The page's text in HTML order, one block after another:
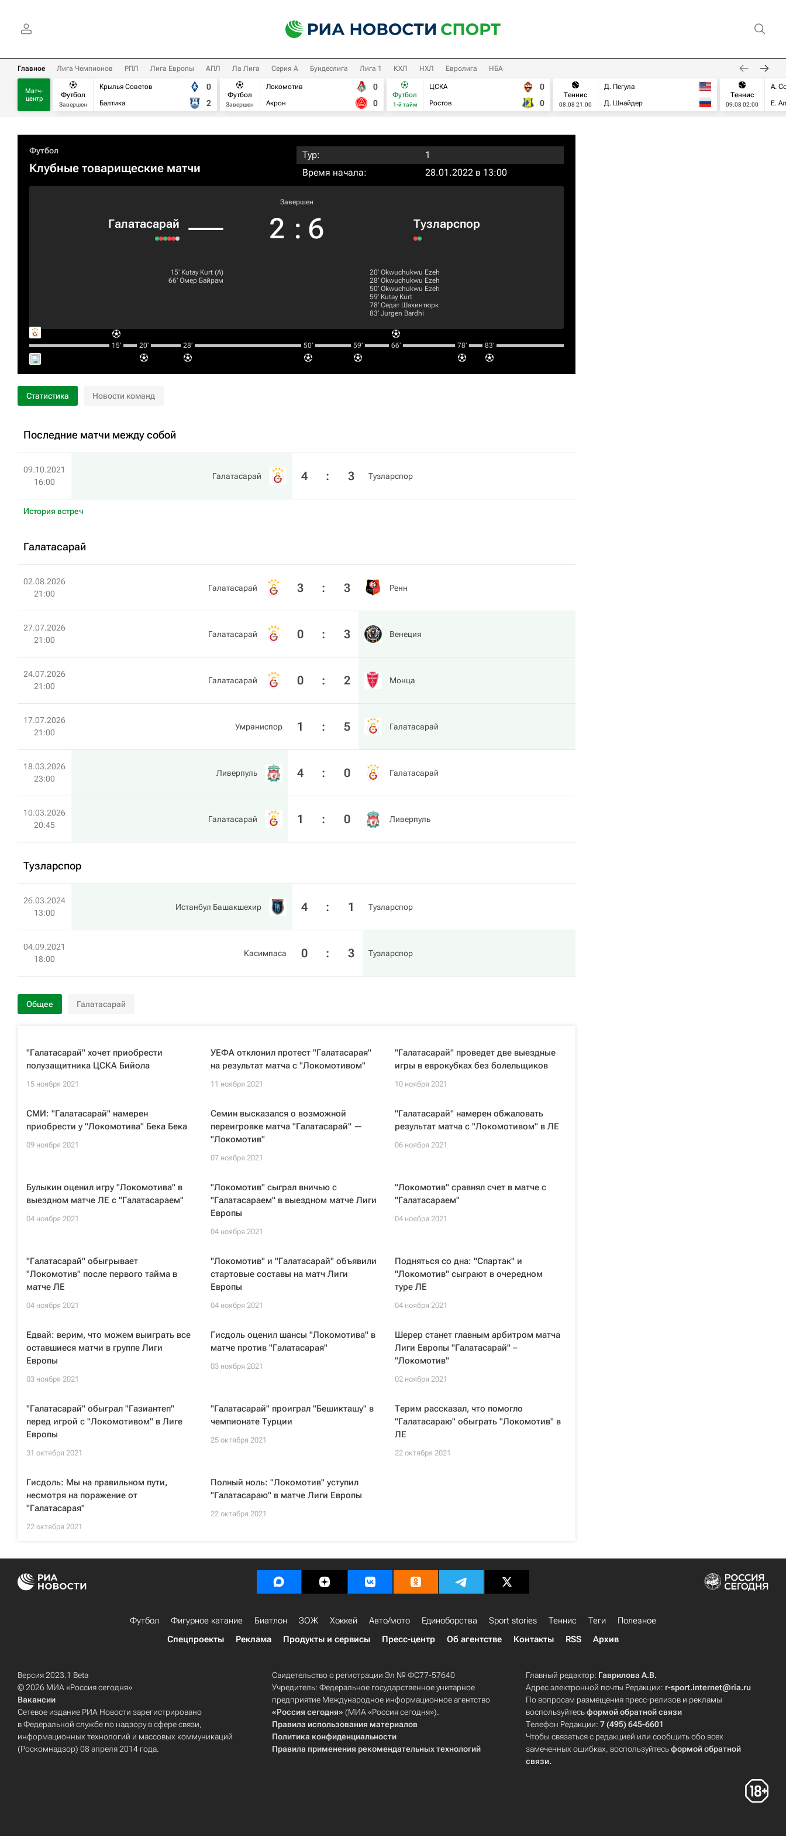
Главное Лига Чемпионов РПЛ Лига Европы АПЛ Ла Лига Серия А Бундеслига Лига 1 КХЛ НХЛ Евролига НБА
Матч-
центр
Футбол
Завершен
Крылья Советов
Балтика
0
2
Футбол
Завершен
Локомотив
Акрон
0
0
Футбол
1-й тайм
ЦСКА
Ростов
0
0
Теннис
08.08 21:00
Д. Пегула
Д. Шнайдер
Теннис
09.08 02:00
А.
Е.
Футбол
Клубные товарищеские матчи
Тур:
1
Время начала:
28.01.2022 в 13:00
Галатасарай
Завершен
2 : 6 Тузларспор
15‎’‎ Kutay Kurt (А)
66‎’‎ Омер Байрам
20‎’‎ Okwuchukwu Ezeh
28‎’‎ Okwuchukwu Ezeh
50‎’‎ Okwuchukwu Ezeh
59‎’‎ Kutay Kurt
78‎’‎ Седат Шахинтюрк
83‎’‎ Jurgen Bardhi
15‎’‎ 20‎’‎ 28‎’‎ 50‎’‎ 59‎’‎ 66‎’‎ 78‎’‎ 83‎’‎
Статистика Новости команд
Последние матчи между собой
09.10.2021
16:00
Галатасарай 4 : 3 Тузларспор
История встреч
Галатасарай
02.08.2026
21:00
Галатасарай 3 : 3 Ренн
27.07.2026
21:00
Галатасарай 0 : 3 Венеция
24.07.2026
21:00
Галатасарай 0 : 2 Монца
17.07.2026
21:00
Умраниспор 1 : 5 Галатасарай
18.03.2026
23:00
Ливерпуль 4 : 0 Галатасарай
10.03.2026
20:45
Галатасарай 1 : 0 Ливерпуль
Тузларспор
26.03.2024
13:00
Истанбул Башакшехир 4 : 1 Тузларспор
04.09.2021
18:00
Касимпаса 0 : 3 Тузларспор
Общее Галатасарай
"Галатасарай" хочет приобрести
полузащитника ЦСКА Бийола
15 ноября 2021
УЕФА отклонил протест "Галатасарая"
на результат матча с "Локомотивом"
11 ноября 2021
"Галатасарай" проведет две выездные
игры в еврокубках без болельщиков
10 ноября 2021
СМИ: "Галатасарай" намерен
приобрести у "Локомотива" Бека Бека
09 ноября 2021
Семин высказался о возможной
переигровке матча "Галатасарай" —
"Локомотив"
07 ноября 2021
"Галатасарай" намерен обжаловать
результат матча с "Локомотивом" в ЛЕ
06 ноября 2021
Булыкин оценил игру "Локомотива" в
выездном матче ЛЕ с "Галатасараем"
04 ноября 2021
"Локомотив" сыграл вничью с
"Галатасараем" в выездном матче Лиги
Европы
04 ноября 2021
"Локомотив" сравнял счет в матче с
"Галатасараем"
04 ноября 2021
"Галатасарай" обыгрывает
"Локомотив" после первого тайма в
матче ЛЕ
04 ноября 2021
"Локомотив" и "Галатасарай" объявили
стартовые составы на матч Лиги
Европы
04 ноября 2021
Подняться со дна: "Спартак" и
"Локомотив" сыграют в очередном
туре ЛЕ
04 ноября 2021
Едвай: верим, что можем выиграть все
оставшиеся матчи в группе Лиги
Европы
03 ноября 2021
Гисдоль оценил шансы "Локомотива" в
матче против "Галатасарая"
03 ноября 2021
Шерер станет главным арбитром матча
Лиги Европы "Галатасарай" –
"Локомотив"
02 ноября 2021
"Галатасарай" обыграл "Газиантеп"
перед игрой с "Локомотивом" в Лиге
Европы
31 октября 2021
"Галатасарай" проиграл "Бешикташу" в
чемпионате Турции
25 октября 2021
Терим рассказал, что помогло
"Галатасараю" обыграть "Локомотив" в
ЛЕ
22 октября 2021
Гисдоль: Мы на правильном пути,
несмотря на поражение от
"Галатасарая"
22 октября 2021
Полный ноль: "Локомотив" уступил
"Галатасараю" в матче Лиги Европы
22 октября 2021
Футбол Фигурное катание Биатлон ЗОЖ Хоккей Авто/мото Единоборства Sport stories Теннис Теги
Полезное
Спецпроекты
Реклама Продукты и сервисы Пресс-центр Об агентстве Контакты RSS Архив
Версия 2023.1 Beta
© 2026 МИА «Россия сегодня»
Вакансии
Сетевое издание РИА Новости зарегистрировано
в Федеральной службе по надзору в сфере связи,
информационных технологий и массовых коммуникаций
(Роскомнадзор) 08 апреля 2014 года.
Свидетельство о регистрации Эл № ФС77-57640
Учредитель: Федеральное государственное унитарное
предприятие Международное информационное агентство
«Россия сегодня» (МИА «Россия сегодня»).
Правила использования материалов
Политика конфиденциальности
Правила применения рекомендательных технологий
Главный редактор: Гаврилова А.В.
Адрес электронной почты Редакции: r-sport.internet@ria.ru
По вопросам размещения пресс-релизов и рекламы
воспользуйтесьформой обратной связи
Телефон Редакции:7 (495) 645-6601
Чтобы связаться с редакцией или сообщить обо всех
замеченных ошибках, воспользуйтесьформой обратной
связи.